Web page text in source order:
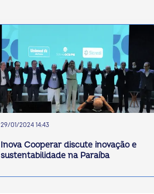
29/01/2024 14:43
Inova Cooperar discute inovação e
sustentabilidade na Paraíba